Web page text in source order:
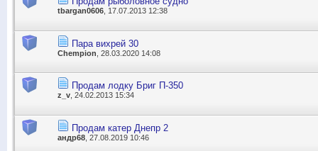
tbargan0606 , 17.07.2013 12:38
Пара вихрей 30
Chempion , 28.03.2020 14:08
Продам лодку Бриг П-350
z_v , 24.02.2013 15:34
Продам катер Днепр 2
андр68 , 27.08.2019 10:46